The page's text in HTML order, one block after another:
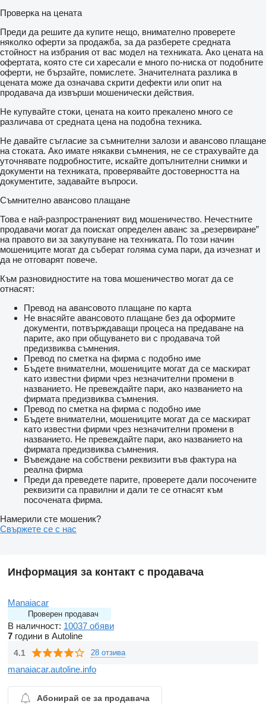
Проверка на цената
Преди да решите да купите нещо, внимателно проверете
няколко оферти за продажба, за да разберете средната
стойност на избрания от вас модел на техниката. Ако цената на
офертата, която сте си харесали е много по-ниска от подобните
оферти, не бързайте, помислете. Значителната разлика в
цената може да означава скрити дефекти или опит на
продавача да извърши мошенически действия.
Не купувайте стоки, цената на които прекалено много се
различава от средната цена на подобна техника.
Не давайте съгласие за съмнителни залози и авансово плащане
на стоката. Ако имате някакви съмнения, не се страхувайте да
уточнявате подробностите, искайте допълнителни снимки и
документи на техниката, проверявайте достоверността на
документите, задавайте въпроси.
Съмнително авансово плащане
Това е най-разпространеният вид мошеничество. Нечестните
продавачи могат да поискат определен аванс за „резервиране”
на правото ви за закупуване на техниката. По този начин
мошениците могат да съберат голяма сума пари, да изчезнат и
да не отговарят повече.
Към разновидностите на това мошеничество могат да се
отнасят:
Превод на авансовото плащане по карта
Не внасяйте авансовото плащане без да оформите
документи, потвърждаващи процеса на предаване на
парите, ако при общуването ви с продавача той
предизвиква съмнения.
Превод по сметка на фирма с подобно име
Бъдете внимателни, мошениците могат да се маскират
като известни фирми чрез незначителни промени в
названието. Не превеждайте пари, ако названието на
фирмата предизвиква съмнения.
Превод по сметка на фирма с подобно име
Бъдете внимателни, мошениците могат да се маскират
като известни фирми чрез незначителни промени в
названието. Не превеждайте пари, ако названието на
фирмата предизвиква съмнения.
Въвеждане на собствени реквизити във фактура на
реална фирма
Преди да преведете парите, проверете дали посочените
реквизити са правилни и дали те се отнасят към
посочената фирма.
Намерили сте мошеник?
Свържете се с нас
Информация за контакт с продавача
Manaiacar
Проверен продавач
В наличност: 10037 обяви
7 години в Autoline
4.1 28 отзива
manaiacar.autoline.info
Абонирай се за продавача